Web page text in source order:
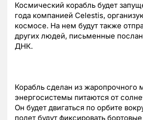
Космический корабль будет
года компанией Celestis,
космосе. На нем будут также
других людей, письменные
ДНК.
Корабль сделан из жаропрочного
энергосистемы питаются от
Он будет двигаться по орбите
полет будут фиксировать